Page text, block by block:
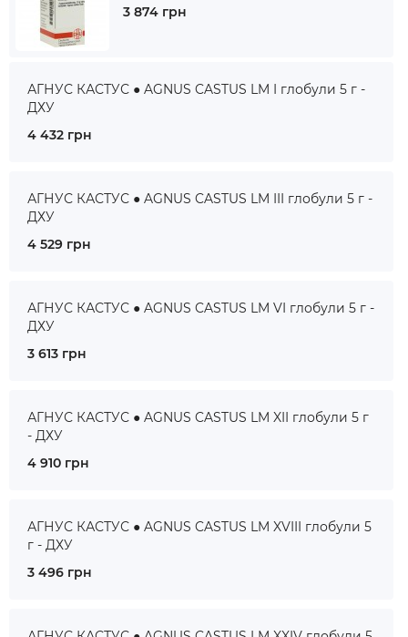
3 874 грн
АГНУС КАСТУС ● AGNUS CASTUS LM I глобули 5 г -
ДХУ
4 432 грн
АГНУС КАСТУС ● AGNUS CASTUS LM III глобули 5 г -
ДХУ
4 529 грн
АГНУС КАСТУС ● AGNUS CASTUS LM VI глобули 5 г -
ДХУ
3 613 грн
АГНУС КАСТУС ● AGNUS CASTUS LM XII глобули 5 г
- ДХУ
4 910 грн
АГНУС КАСТУС ● AGNUS CASTUS LM XVIII глобули 5
г - ДХУ
3 496 грн